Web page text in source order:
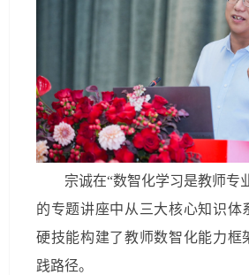
宗诚在“数智化学习是教师专
的专题讲座中从三大核心知识体
硬技能构建了教师数智化能力框
践路径。